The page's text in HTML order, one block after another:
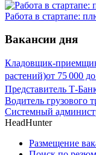
Работа в стартапе:
Вакансии дня
Кладовщик-
растений)от 75 000 до
Представитель Т-
Водитель грузового
Системный
HeadHunter
Размещение